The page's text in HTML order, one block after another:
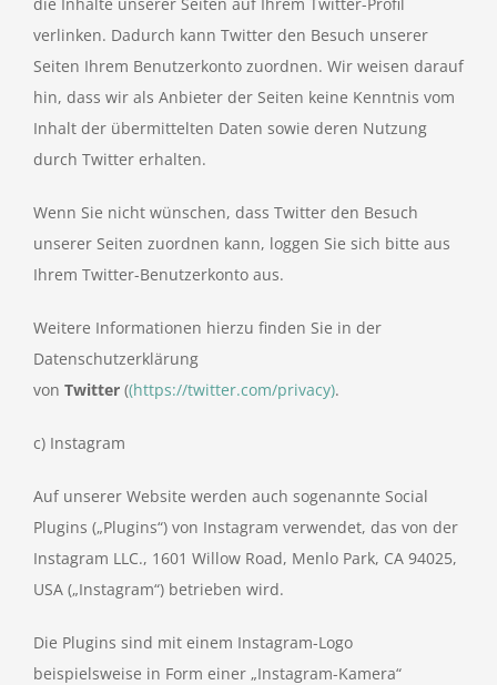
verlinken. Dadurch kann Twitter den Besuch unserer
Seiten Ihrem Benutzerkonto zuordnen. Wir weisen darauf
hin, dass wir als Anbieter der Seiten keine Kenntnis vom
Inhalt der übermittelten Daten sowie deren Nutzung
durch Twitter erhalten.
Wenn Sie nicht wünschen, dass Twitter den Besuch
unserer Seiten zuordnen kann, loggen Sie sich bitte aus
Ihrem Twitter-Benutzerkonto aus.
Weitere Informationen hierzu finden Sie in der
Datenschutzerklärung
von Twitter ((https://twitter.com/privacy).
c) Instagram
Auf unserer Website werden auch sogenannte Social
Plugins („Plugins“) von Instagram verwendet, das von der
Instagram LLC., 1601 Willow Road, Menlo Park, CA 94025,
USA („Instagram“) betrieben wird.
Die Plugins sind mit einem Instagram-Logo
beispielsweise in Form einer „Instagram-Kamera“